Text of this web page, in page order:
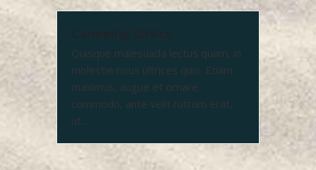
Quisque malesuada lectus quam, in
molestie risus ultrices quis. Etiam
maximus, augue et ornare
commodo, ante velit rutrum erat,
ut…